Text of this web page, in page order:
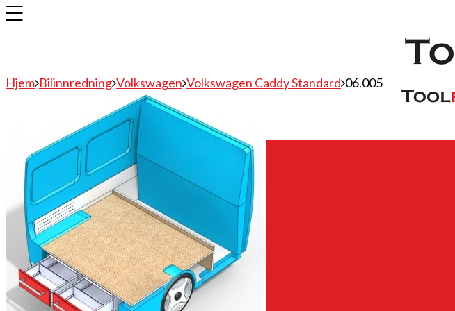
Bilinnredning
Citroen
Fiat
Hyundai
Isuzu
Mercedes
Mitsubishi
Nissan
Hjem Bilinnredning Volkswagen Volkswagen Caddy Standard 06.005